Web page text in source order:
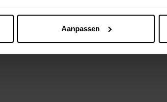
Aanpassen